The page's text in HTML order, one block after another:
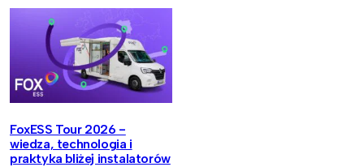
FoxESS Tour 2026 -
wiedza, technologia i
praktyka bliżej instalatorów